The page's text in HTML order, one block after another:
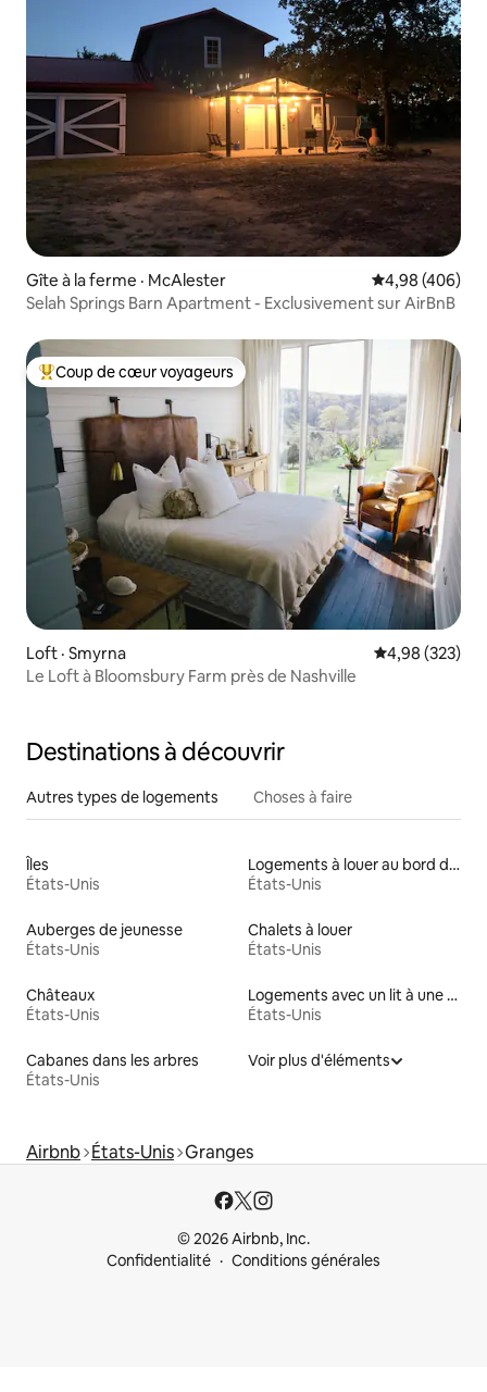
Gîte à la ferme · McAlester Note
4,98 (406)
Selah Springs Barn Apartment - Exclusivement sur AirBnB
Coup de cœur voyageurs parmi les plus aimés
Coup de cœur voyageurs
Loft · Smyrna Note
4,98 (323)
Le Loft à Bloomsbury Farm près de Nashville
Destinations à découvrir
Autres types de logements Choses à faire
Îles
États-Unis
Logements à louer au bord d'un lac
États-Unis
Auberges de jeunesse
États-Unis
Chalets à louer
États-Unis
Châteaux
États-Unis
Logements avec un lit à une hauteur accessible
États-Unis
Cabanes dans les arbres
États-Unis
Voir plus d'éléments
Airbnb États-Unis Granges
© 2026 Airbnb, Inc.
Confidentialité
Conditions générales